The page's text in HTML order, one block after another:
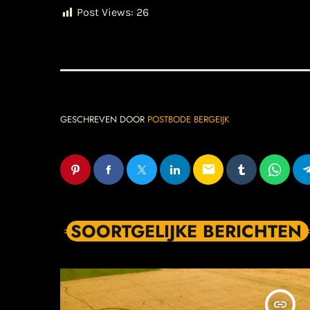
Post Views: 26
GESCHREVEN DOOR POSTBODE BERGEIJK
email
SOORTGELIJKE BERICHTEN
insert_link